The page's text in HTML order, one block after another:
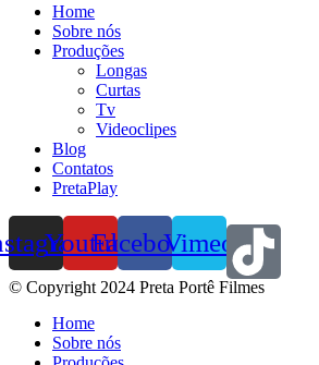
Home
Sobre nós
Produções
Longas
Curtas
Tv
Videoclipes
Blog
Contatos
PretaPlay
YoutubeFacebook
Vimeo
© Copyright 2024 Preta Portê Filmes
Home
Sobre nós